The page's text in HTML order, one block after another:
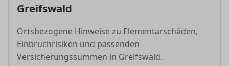
Greifswald
Ortsbezogene Hinweise zu Elementarschäden,
Einbruchrisiken und passenden
Versicherungssummen in Greifswald.